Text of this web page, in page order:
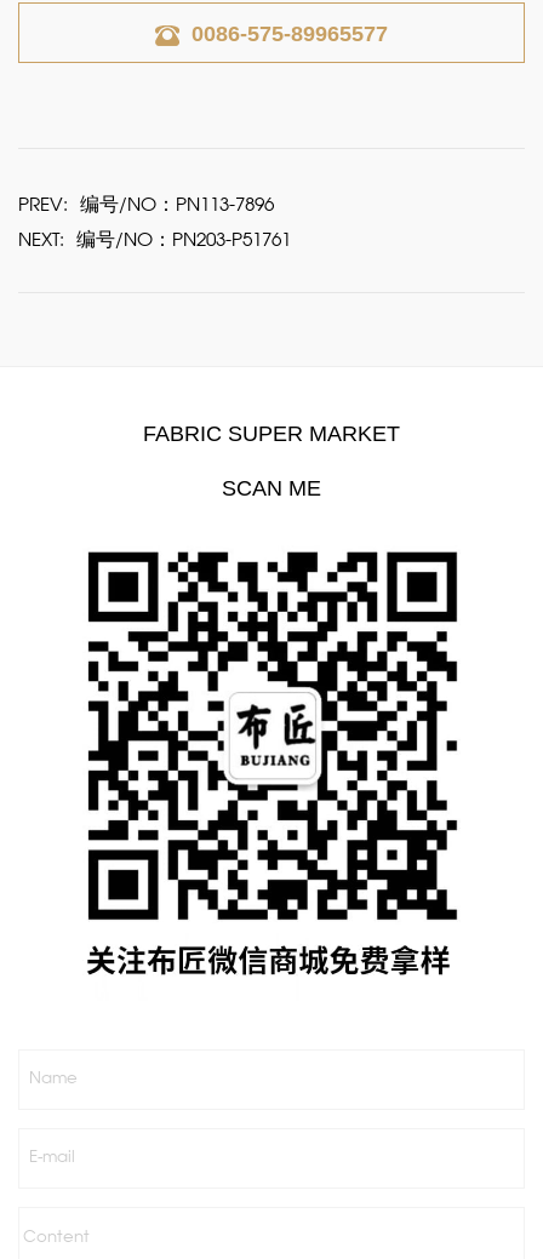
0086-575-89965577
PREV: 编号/NO：PN113-7896
NEXT: 编号/NO：PN203-P51761
FABRIC SUPER MARKET
SCAN ME
Name
E-mail
Content